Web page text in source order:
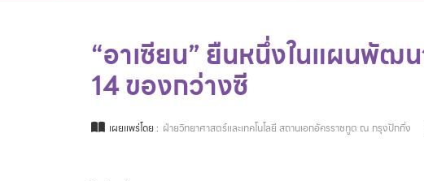
“อาเซียน” ยืนหนึ่งในแผนพัฒ
14 ของกว่างซี
เผยแพร่โดย : ฝ่ายวิทยาศาสตร์และเทคโนโลยี สถานเอกอัครราชทูต ณ กรุงปักกิ่ง